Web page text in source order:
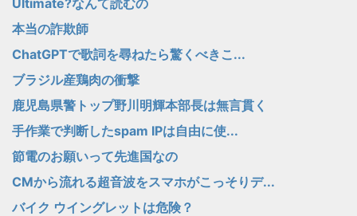
Ultimate?なんて読むの
本当の詐欺師
ChatGPTで歌詞を尋ねたら驚くべきこ...
ブラジル産鶏肉の衝撃
鹿児島県警トップ野川明輝本部長は無言貫く
手作業で判断したspam IPは自由に使...
節電のお願いって先進国なの
CMから流れる超音波をスマホがこっそりデ...
バイク ウイングレットは危険？